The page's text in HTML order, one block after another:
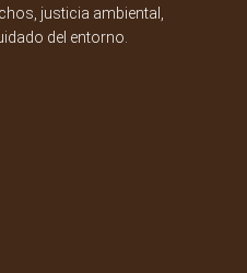
justicia ambiental,
del entorno.